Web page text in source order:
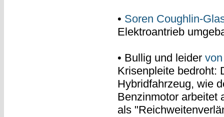
• Soren Coughlin-
Elektroantrieb
• Bullig und leider
Krisenpleite bedroht:
Hybridfahrzeug, wie
Benzinmotor arbeitet
als